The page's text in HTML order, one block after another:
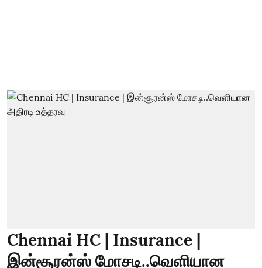
Chennai HC | Insurance |
இன்சூரன்ஸ் மோசடி..வெளியான